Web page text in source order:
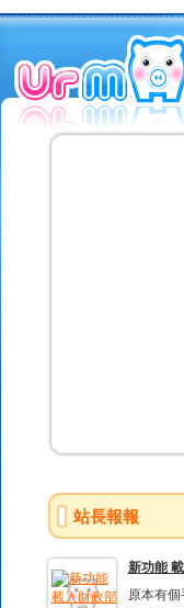
站長報報
新功能
原本有